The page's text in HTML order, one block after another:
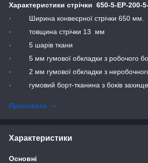
Характеристики стрічки 650-5-ЕР-200-
· Ширина конвеєрної стрічки 650 мм.
· товщина стрічки 13 мм
· 5 шарів ткани
· 5 мм гумової обкладки з робочого
· 2 мм гумової обкладки з
· гумовий борт-тканина з боків
Приховати
Характеристики
Основні